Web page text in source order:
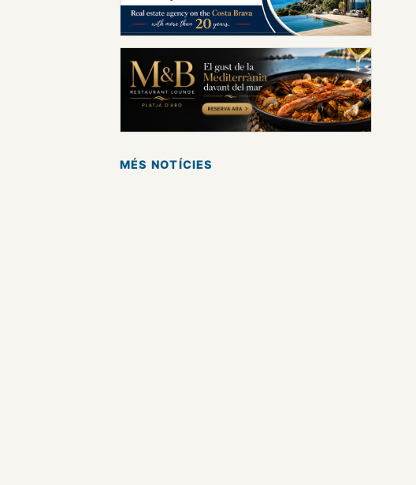
MÉS NOTÍCIES